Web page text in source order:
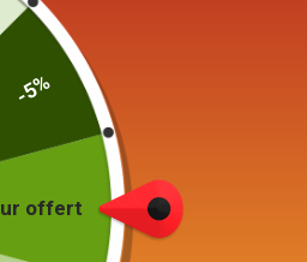
offert
-5%